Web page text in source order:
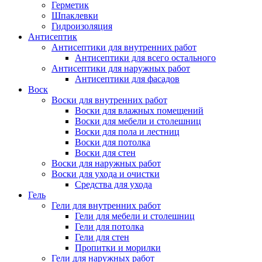
Герметик
Шпаклевки
Гидроизоляция
Антисептик
Антисептики для внутренних работ
Антисептики для всего остального
Антисептики для наружных работ
Антисептики для фасадов
Воск
Воски для внутренних работ
Воски для влажных помещений
Воски для мебели и столешниц
Воски для пола и лестниц
Воски для потолка
Воски для стен
Воски для наружных работ
Воски для ухода и очистки
Средства для ухода
Гель
Гели для внутренних работ
Гели для мебели и столешниц
Гели для потолка
Гели для стен
Пропитки и морилки
Гели для наружных работ